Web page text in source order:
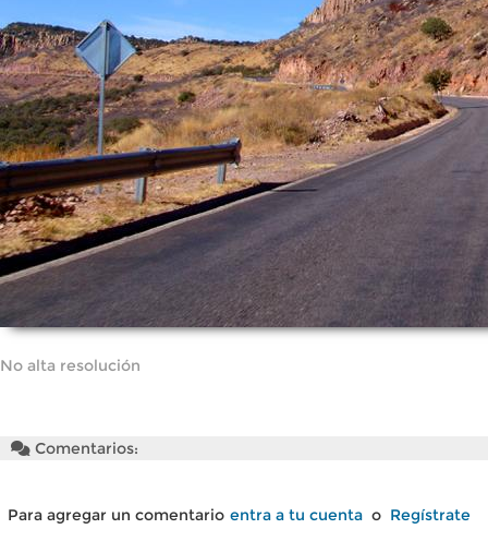
No alta resolución
Comentarios:
Para agregar un comentario entra a tu cuenta o Regístrate